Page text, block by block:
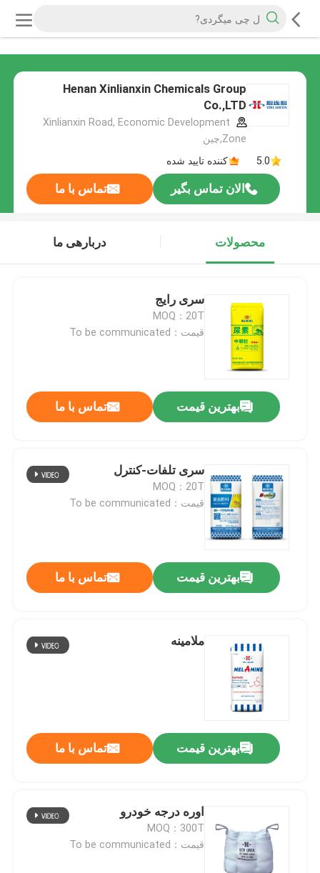
Henan Xinlianxin Chemicals Group
Co.,LTD
Xinlianxin Road, Economic Development
Zone,چین
5.0
کننده تایید شده
الان تماس بگیر تماس با ما
محصولات دربارهی ما
سری رایج
MOQ：20T
قیمت：To be communicated
بهترین قیمت تماس با ما
سری تلفات-کنترل
MOQ：20T
قیمت：To be communicated
بهترین قیمت تماس با ما
ملامینه
بهترین قیمت تماس با ما
اوره درجه خودرو
MOQ：300T
قیمت：To be communicated